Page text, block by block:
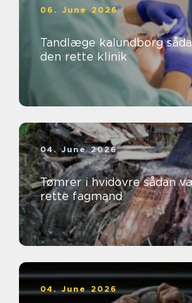
06. June 2026
Tandlæge kalundborg sådan vælger du
den rette klinik
04. June 2026
Tømrer i hvidovre sådan vælger du den
rette fagmand
04. June 2026